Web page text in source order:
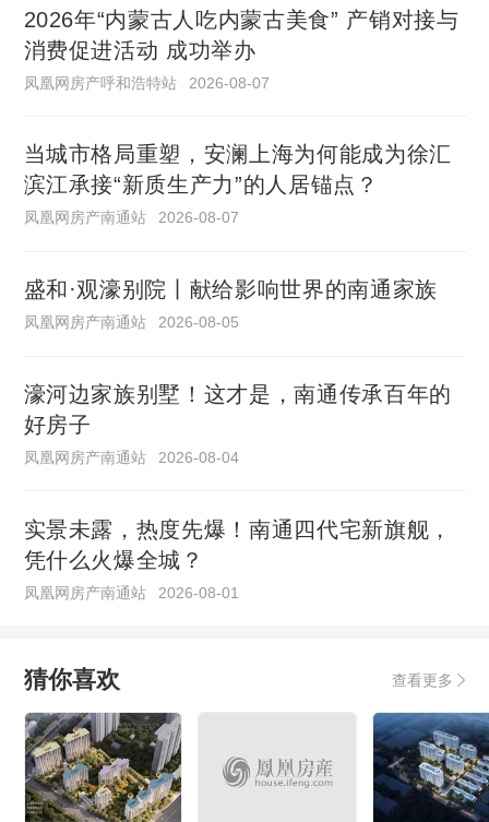
2026年“内蒙古人吃内蒙古美食” 产销对接与
消费促进活动 成功举办
凤凰网房产呼和浩特站 2026-08-07
当城市格局重塑，安澜上海为何能成为徐汇
滨江承接“新质生产力”的人居锚点？
凤凰网房产南通站 2026-08-07
盛和·观濠别院丨献给影响世界的南通家族
凤凰网房产南通站 2026-08-05
濠河边家族别墅！这才是，南通传承百年的
好房子
凤凰网房产南通站 2026-08-04
实景未露，热度先爆！南通四代宅新旗舰，
凭什么火爆全城？
凤凰网房产南通站 2026-08-01
猜你喜欢 查看更多